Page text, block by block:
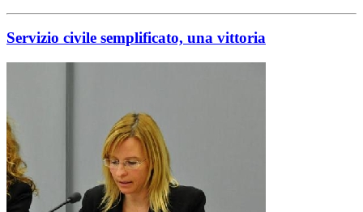
Servizio civile semplificato, una vittoria